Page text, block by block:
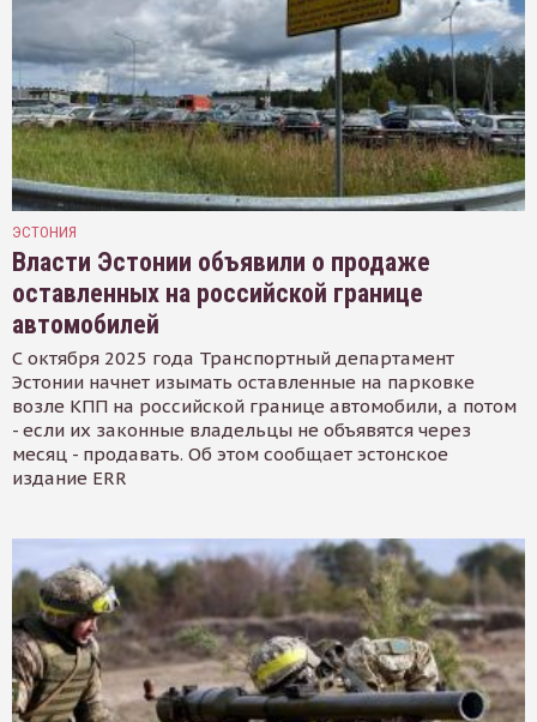
ЭСТОНИЯ
Власти Эстонии объявили о продаже
оставленных на российской границе
автомобилей
С октября 2025 года Транспортный департамент
Эстонии начнет изымать оставленные на парковке
возле КПП на российской границе автомобили, а потом
- если их законные владельцы не объявятся через
месяц - продавать. Об этом сообщает эстонское
издание ERR